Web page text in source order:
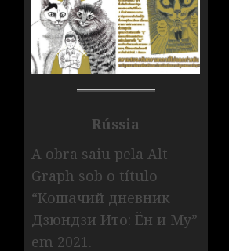
Rússia
A obra saiu pela Alt
Graph sob o título
“Кошачий дневник
Дзюндзи Ито: Ён и Му”
em 2021.